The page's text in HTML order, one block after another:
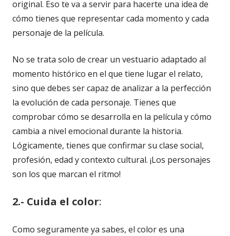
original. Eso te va a servir para hacerte una idea de
cómo tienes que representar cada momento y cada
personaje de la película.
No se trata solo de crear un vestuario adaptado al
momento histórico en el que tiene lugar el relato,
sino que debes ser capaz de analizar a la perfección
la evolución de cada personaje. Tienes que
comprobar cómo se desarrolla en la película y cómo
cambia a nivel emocional durante la historia.
Lógicamente, tienes que confirmar su clase social,
profesión, edad y contexto cultural. ¡Los personajes
son los que marcan el ritmo!
2.- Cuida el color:
Como seguramente ya sabes, el color es una